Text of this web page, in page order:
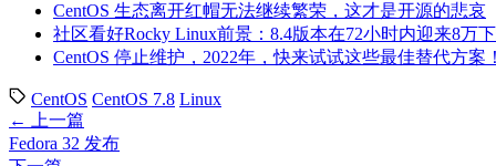
CentOS 生态离开红帽无法继续繁荣，这才是开源的悲哀
社区看好Rocky Linux前景：8.4版本在72小时内迎来8万
CentOS 停止维护，2022年，快来试试这些最佳替代方案！
CentOS CentOS 7.8 Linux
← 上一篇
Fedora 32 发布